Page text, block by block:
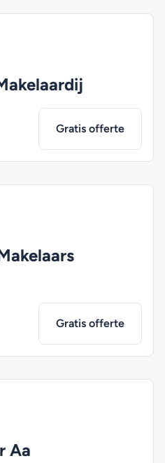
Gratis offerte
Gratis offerte
Aa